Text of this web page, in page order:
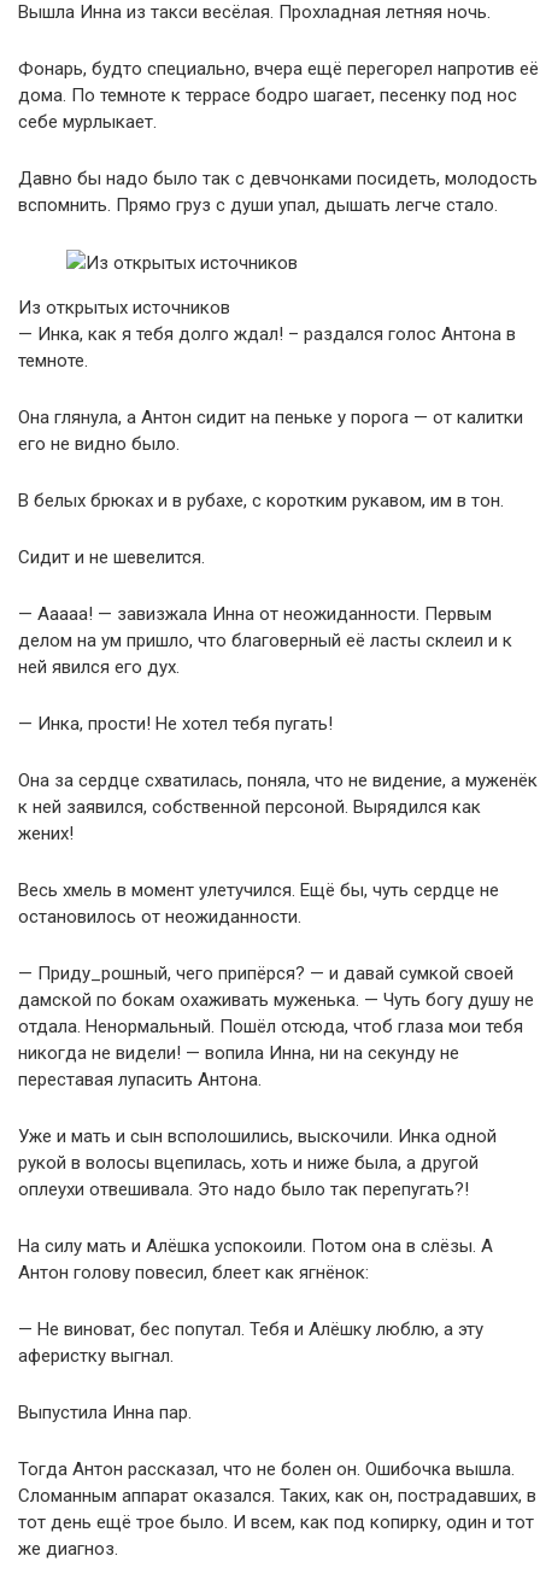
Вышла Инна из такси весёлая. Прохладная летняя ночь.
Фонарь, будто специально, вчера ещё перегорел напротив её
дома. По темноте к террасе бодро шагает, песенку под нос
себе мурлыкает.
Давно бы надо было так с девчонками посидеть, молодость
вспомнить. Прямо груз с души упал, дышать легче стало.
Из открытых источников
— Инка, как я тебя долго ждал! – раздался голос Антона в
темноте.
Она глянула, а Антон сидит на пеньке у порога — от калитки
его не видно было.
В белых брюках и в рубахе, с коротким рукавом, им в тон.
Сидит и не шевелится.
— Ааааа! — завизжала Инна от неожиданности. Первым
делом на ум пришло, что благоверный её ласты склеил и к
ней явился его дух.
— Инка, прости! Не хотел тебя пугать!
Она за сердце схватилась, поняла, что не видение, а муженёк
к ней заявился, собственной персоной. Вырядился как
жених!
Весь хмель в момент улетучился. Ещё бы, чуть сердце не
остановилось от неожиданности.
— Приду_рошный, чего припёрся? — и давай сумкой своей
дамской по бокам охаживать муженька. — Чуть богу душу не
отдала. Ненормальный. Пошёл отсюда, чтоб глаза мои тебя
никогда не видели! — вопила Инна, ни на секунду не
переставая лупасить Антона.
Уже и мать и сын всполошились, выскочили. Инка одной
рукой в волосы вцепилась, хоть и ниже была, а другой
оплеухи отвешивала. Это надо было так перепугать?!
На силу мать и Алёшка успокоили. Потом она в слёзы. А
Антон голову повесил, блеет как ягнёнок:
— Не виноват, бес попутал. Тебя и Алёшку люблю, а эту
аферистку выгнал.
Выпустила Инна пар.
Тогда Антон рассказал, что не болен он. Ошибочка вышла.
Сломанным аппарат оказался. Таких, как он, пострадавших, в
тот день ещё трое было. И всем, как под копирку, один и тот
же диагноз.